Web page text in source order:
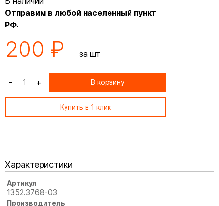
Отправим в любой населенный пункт
РФ.
200 ₽ за шт
- + В корзину
Купить в 1 клик
Характеристики
Артикул
1352.3768-03
Производитель